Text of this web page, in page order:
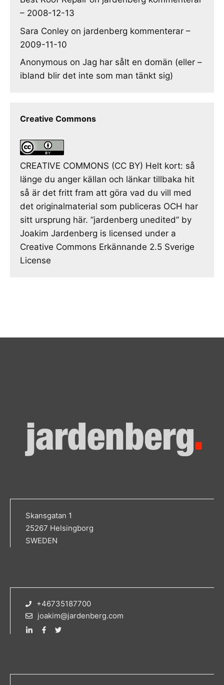
– 2008-12-13
Sara Conley on jardenberg kommenterar –
2009-11-10
Anonymous on Jag har sålt en domän (eller –
ibland blir det inte som man tänkt sig)
Creative Commons
CREATIVE COMMONS (CC BY) Helt kort: så
länge du anger källan och länkar tillbaka hit
så är det fritt fram att göra vad du vill med
det originalmaterial som publiceras OCH har
sitt ursprung här. ”jardenberg unedited” by
Joakim Jardenberg is licensed under a
Creative Commons Erkännande 2.5 Sverige
License
Skansgatan 1
25267 Helsingborg
SWEDEN
+46735187700
joakim@jardenberg.com